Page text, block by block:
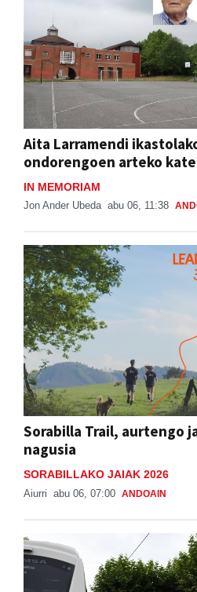
Aita Larramendi
ondorengoen arteko
IN MEMORIAM
Jon Ander Ubeda abu 06, 11:38
Sorabilla Trail, aurtengo
nagusia
SORABILLAKO JAIAK 2026
Aiurri abu 06, 07:00 ANDOAIN